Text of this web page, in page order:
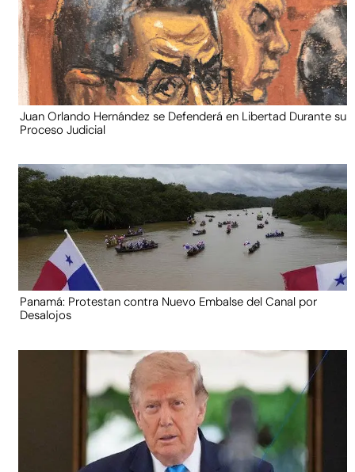
Juan Orlando Hernández se Defenderá en Libertad Durante su
Proceso Judicial
Panamá: Protestan contra Nuevo Embalse del Canal por
Desalojos